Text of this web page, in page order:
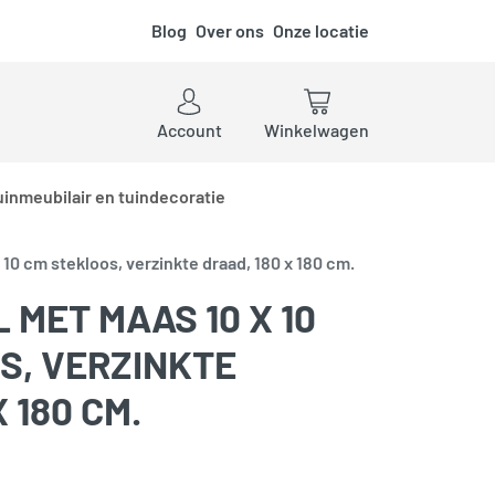
Blog Over ons Onze locatie
Account
Winkelwagen
en tuindecoratie
cm stekloos, verzinkte draad, 180 x 180 cm.
MET MAAS 10 X 10
VERZINKTE
180 CM.